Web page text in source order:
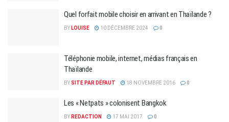
Quel forfait mobile choisir en arrivant en Thaïlande ?
BY LOUISE 10 DÉCEMBRE 2024 0
Téléphonie mobile, internet, médias français en
Thaïlande
BYSITE PAR DÉFAUT 18 NOVEMBRE 2016 0
Les « Netpats » colonisent Bangkok
BY REDACTION 17 MAI 2017 0